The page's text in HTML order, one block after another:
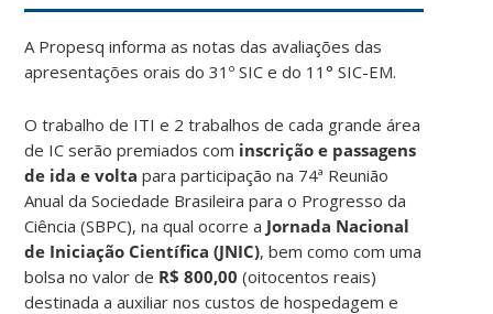
A Propesq informa as notas das avaliações das
apresentações orais do 31º SIC e do 11° SIC-EM.
O trabalho de ITI e 2 trabalhos de cada grande área
de IC serão premiados com inscrição e passagens
de ida e volta para participação na 74ª Reunião
Anual da Sociedade Brasileira para o Progresso da
Ciência (SBPC), na qual ocorre a Jornada Nacional
de Iniciação Científica (JNIC), bem como com uma
bolsa no valor de R$ 800,00 (oitocentos reais)
destinada a auxiliar nos custos de hospedagem e